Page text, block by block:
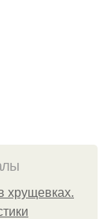
хрущевках.